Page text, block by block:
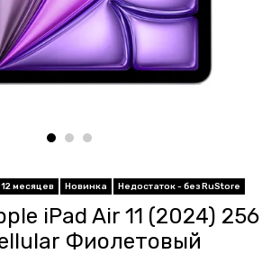
месяцев Новинка Недостаток - без RuStore
iPad Air 11 (2024) 256
Фиолетовый